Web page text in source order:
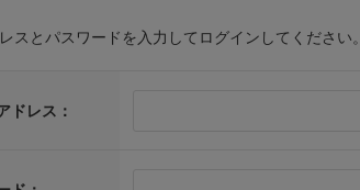
スとパスワードを入力してログインしてください。
ドレス：